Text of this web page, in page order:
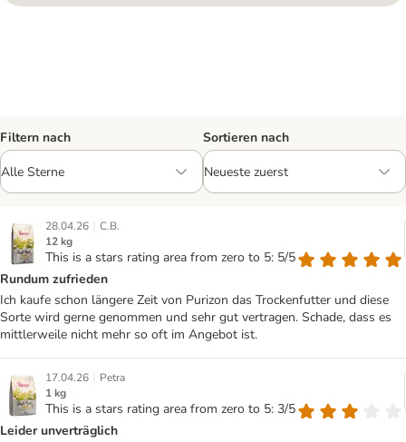
Filtern nach Sortieren nach
28.04.26 | C.B.
12 kg
This is a stars rating area from zero to 5: 5/5
Rundum zufrieden
Ich kaufe schon längere Zeit von Purizon das Trockenfutter und diese
Sorte wird gerne genommen und sehr gut vertragen. Schade, dass es
mittlerweile nicht mehr so oft im Angebot ist.
17.04.26 | Petra
1 kg
This is a stars rating area from zero to 5: 3/5
Leider unverträglich